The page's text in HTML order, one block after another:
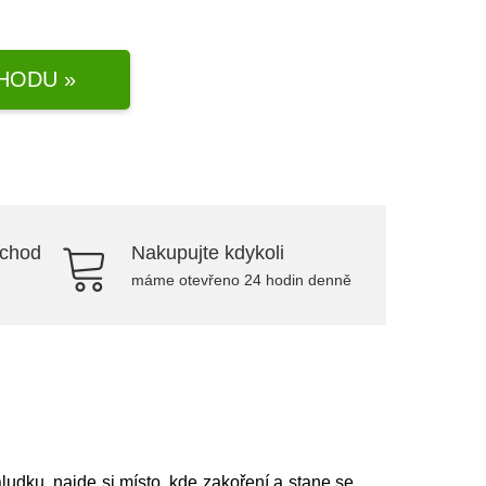
»
Nakupujte kdykoli
máme otevřeno 24 hodin denně
najde si místo, kde zakoření a stane se